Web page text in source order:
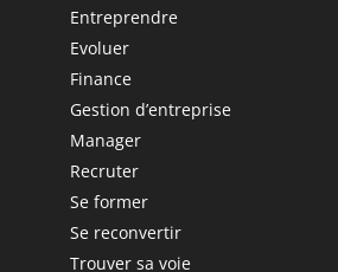
Entreprendre
Evoluer
Finance
Gestion d’entreprise
Manager
Recruter
Se former
Se reconvertir
Trouver sa voie